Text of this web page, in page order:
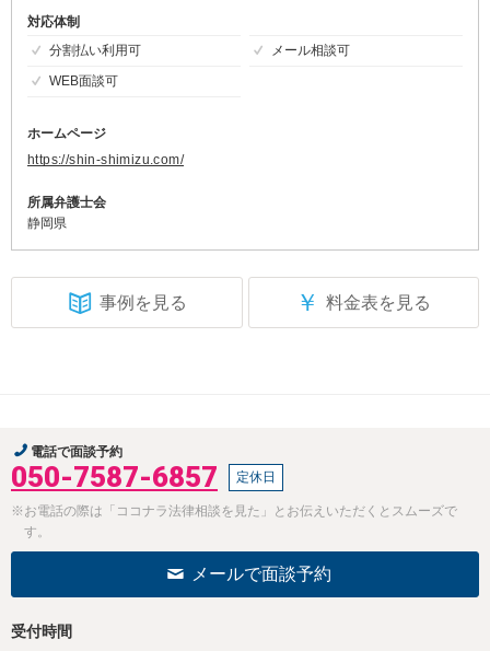
対応体制
分割払い利用可
メール相談可
WEB面談可
ホームページ
https://shin-shimizu.com/
所属弁護士会
静岡県
事例を見る ￥ 料金表を見る
電話で面談予約
050-7587-6857 定休日
※お電話の際は「ココナラ法律相談を見た」とお伝えいただくとスムーズで
す。
メールで面談予約
受付時間